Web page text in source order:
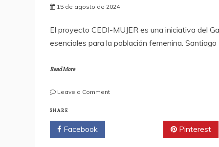
15 de agosto de 2024
El proyecto CEDI-MUJER es una iniciativa del
esenciales para la población femenina. Santiago
Read More
Leave a Commenton
SHARE
Facebook Pinterest